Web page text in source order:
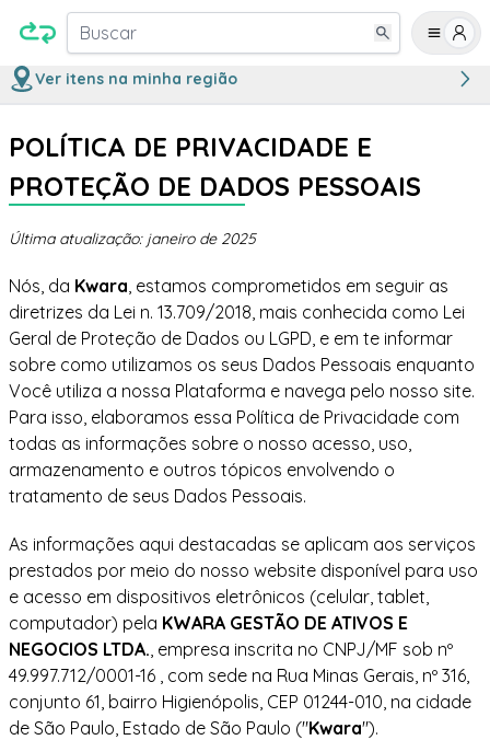
Buscar
Ver itens na minha região
POLÍTICA DE PRIVACIDADE E
PROTEÇÃO DE DADOS PESSOAIS
Última atualização: janeiro de 2025
Nós, da Kwara, estamos comprometidos em seguir as
diretrizes da Lei n. 13.709/2018, mais conhecida como Lei
Geral de Proteção de Dados ou LGPD, e em te informar
sobre como utilizamos os seus Dados Pessoais enquanto
Você utiliza a nossa Plataforma e navega pelo nosso site.
Para isso, elaboramos essa Política de Privacidade com
todas as informações sobre o nosso acesso, uso,
armazenamento e outros tópicos envolvendo o
tratamento de seus Dados Pessoais.
As informações aqui destacadas se aplicam aos serviços
prestados por meio do nosso website disponível para uso
e acesso em dispositivos eletrônicos (celular, tablet,
computador) pela KWARA GESTÃO DE ATIVOS E
NEGOCIOS LTDA., empresa inscrita no CNPJ/MF sob nº
49.997.712/0001-16 , com sede na Rua Minas Gerais, nº 316,
conjunto 61, bairro Higienópolis, CEP 01244-010, na cidade
de São Paulo, Estado de São Paulo ("Kwara").